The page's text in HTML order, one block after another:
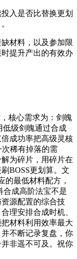
入是否比替换更划
材料，以及参加限
提升产出的有效办
核心需求为：剑魄
低级剑魄通过合成
成功率把高级灵核
稀有掉落的需
为碎片，用碎片在
BOSS更划算。文
的最低材料配方，
合成高阶法宝不是
源配置的综合技
理安排合成时机、
材料利用效率最大
不断记录复盘，你
非遥不可及。祝你